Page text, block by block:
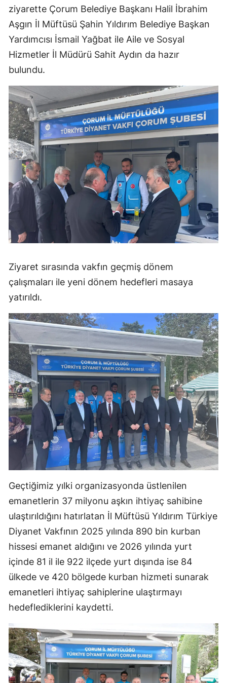
Mersin
İstanbul
İzmir
Kastamonu
Kayseri
Kırklareli
Kırşehir
Kocaeli
Konya
Kütahya
Malatya
Manisa
Kahramanmaraş
Muğla
Muş
Nevşehir
Niğde
Ordu
Rize
Sakarya
Samsun
Siirt
Sinop
Sivas
Tekirdağ
Tokat
Trabzon
Şanlıurfa
Uşak
Van
ziyarette Çorum Belediye Başkanı Halil İbrahim
Aşgın İl Müftüsü Şahin Yıldırım Belediye Başkan
Yardımcısı İsmail Yağbat ile Aile ve Sosyal
Hizmetler İl Müdürü Sahit Aydın da hazır
bulundu.
Ziyaret sırasında vakfın geçmiş dönem
çalışmaları ile yeni dönem hedefleri masaya
yatırıldı.
Geçtiğimiz yılki organizasyonda üstlenilen
emanetlerin 37 milyonu aşkın ihtiyaç sahibine
ulaştırıldığını hatırlatan İl Müftüsü Yıldırım Türkiye
Diyanet Vakfının 2025 yılında 890 bin kurban
hissesi emanet aldığını ve 2026 yılında yurt
içinde 81 il ile 922 ilçede yurt dışında ise 84
ülkede ve 420 bölgede kurban hizmeti sunarak
emanetleri ihtiyaç sahiplerine ulaştırmayı
hedeflediklerini kaydetti.